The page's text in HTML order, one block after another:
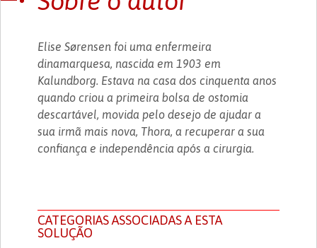
Elise Sørensen foi uma enfermeira
dinamarquesa, nascida em 1903 em
Kalundborg. Estava na casa dos cinquenta anos
quando criou a primeira bolsa de ostomia
descartável, movida pelo desejo de ajudar a
sua irmã mais nova, Thora, a recuperar a sua
confiança e independência após a cirurgia.
CATEGORIAS ASSOCIADAS A ESTA
SOLUÇÃO